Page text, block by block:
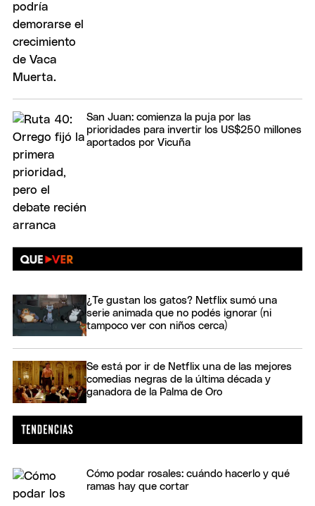
San Juan: comienza la puja por las
prioridades para invertir los US$250 millones
aportados por Vicuña
¿Te gustan los gatos? Netflix sumó una
serie animada que no podés ignorar (ni
tampoco ver con niños cerca)
Se está por ir de Netflix una de las mejores
comedias negras de la última década y
ganadora de la Palma de Oro
Cómo podar rosales: cuándo hacerlo y qué
ramas hay que cortar